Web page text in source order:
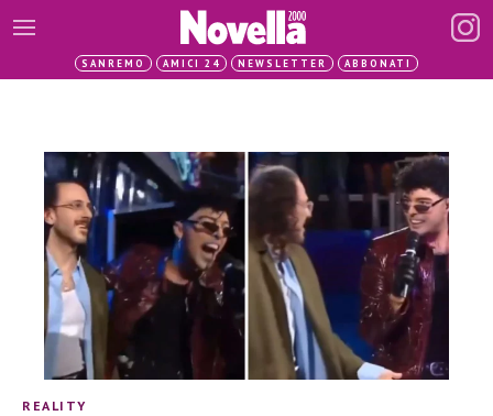
SANREMO AMICI 24 NEWSLETTER ABBONATI
REALITY